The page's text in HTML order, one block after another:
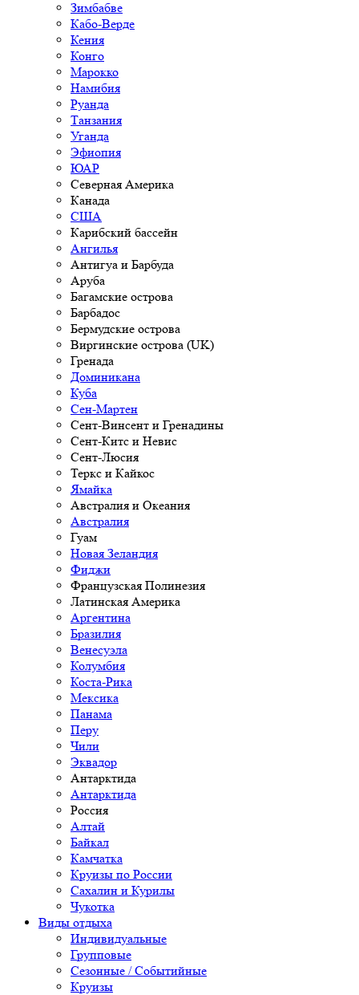
Зимбабве
Кабо-Верде
Кения
Конго
Марокко
Намибия
Руанда
Танзания
Уганда
Эфиопия
ЮАР
Северная Америка
Канада
США
Карибский бассейн
Ангилья
Антигуа и Барбуда
Аруба
Багамские острова
Барбадос
Бермудские острова
Виргинские острова (UK)
Гренада
Доминикана
Куба
Сен-Мартен
Сент-Винсент и Гренадины
Сент-Китс и Невис
Сент-Люсия
Теркс и Кайкос
Ямайка
Австралия и Океания
Австралия
Гуам
Новая Зеландия
Фиджи
Французская Полинезия
Латинская Америка
Аргентина
Бразилия
Венесуэла
Колумбия
Коста-Рика
Мексика
Панама
Перу
Чили
Эквадор
Антарктида
Антарктида
Россия
Алтай
Байкал
Камчатка
Круизы по России
Сахалин и Курилы
Чукотка
Виды отдыха
Индивидуальные
Групповые
Сезонные / Событийные
Круизы